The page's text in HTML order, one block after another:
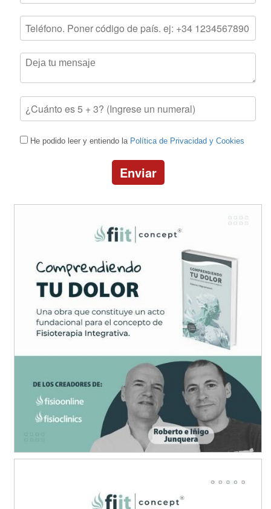
He podido leer y entiendo la Política de Privacidad y Cookies
Enviar